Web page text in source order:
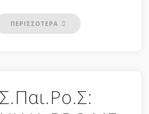
ΠΕΡΙΣΣΟΤΕΡΑ